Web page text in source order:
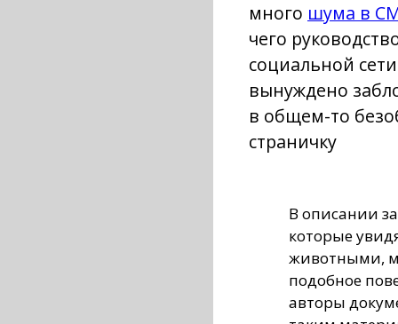
много шума в
чего
социальной
вынуждено
в общем-то
страничку
В описании
которые
животными,
подобное
авторы